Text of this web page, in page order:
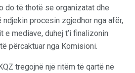
do të thotë se organizatat dhe
procesin zgjedhor nga afër,
mediave, duhej t’i finalizonin
përcaktuar nga Komisioni.
tregojnë një ritëm të qartë në